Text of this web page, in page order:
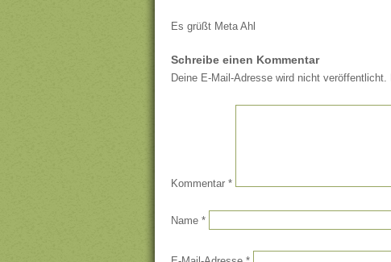
Es grüßt Meta Ahl
Schreibe einen Kommentar
Deine E-Mail-Adresse wird nicht veröffentlicht.
Kommentar *
Name *